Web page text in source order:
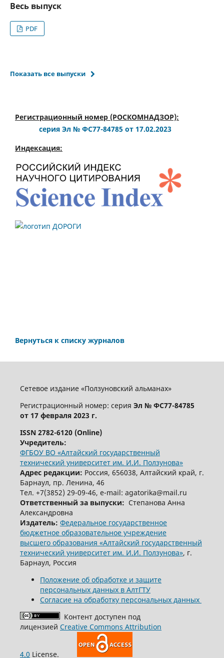
Весь выпуск
PDF
Показать все выпуски
Регистрационный номер (РОСКОМНАДЗОР):
серия Эл № ФС77-84785 от 17.02.2023
Индексация:
Вернуться к списку журналов
Сетевое издание «Ползуновский альманах»
Регистрационный номер: серия Эл № ФС77-84785
от 17 февраля 2023 г.
ISSN 2782-6120 (Online)
Учредитель:
ФГБОУ ВО «Алтайский государственный
технический университет им. И.И. Ползунова»
Адрес редакции: Россия, 656038, Алтайский край, г.
Барнаул, пр. Ленина, 46
Тел. +7(3852) 29-09-46, е-mail: agatorika@mail.ru
Ответственный за выпуски: Степанова Анна
Александровна
Издатель: Федеральное государственное
бюджетное образовательное учреждение
высшего образования «Алтайский государственный
технический университет им. И.И. Ползунова», г.
Барнаул, Россия
Положение об обработке и защите
персональных данных в АлтГТУ
Согласие на обработку персональных данных
Контент доступен под
лицензией Creative Commons Attribution
4.0 License.